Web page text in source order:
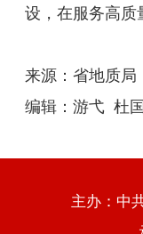
设，在服务高质
来源：省地质局
编辑：游弋 杜
主办：中